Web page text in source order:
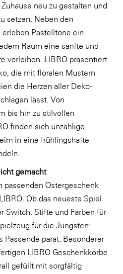
neu zu gestalten und
setzen. Neben den
Pastelltöne ein
Raum eine sanfte und
verleihen. LIBRO präsentiert
die mit floralen Mustern
die Herzen aller Deko-
lässt. Von
bis hin zu stilvollen
finden sich unzählige
in eine frühlingshafte
gemacht
passenden Ostergeschenk
Ob das neueste Spiel
Switch, Stifte und Farben für
für die Jüngsten:
Passende parat. Besonderer
LIBRO Geschenkkörbe
gefüllt mit sorgfältig